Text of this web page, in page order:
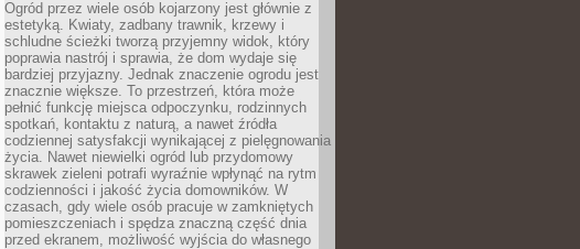
Ogród przez wiele osób kojarzony jest głównie z
estetyką. Kwiaty, zadbany trawnik, krzewy i
schludne ścieżki tworzą przyjemny widok, który
poprawia nastrój i sprawia, że dom wydaje się
bardziej przyjazny. Jednak znaczenie ogrodu jest
znacznie większe. To przestrzeń, która może
pełnić funkcję miejsca odpoczynku, rodzinnych
spotkań, kontaktu z naturą, a nawet źródła
codziennej satysfakcji wynikającej z pielęgnowania
życia. Nawet niewielki ogród lub przydomowy
skrawek zieleni potrafi wyraźnie wpłynąć na rytm
codzienności i jakość życia domowników. W
czasach, gdy wiele osób pracuje w zamkniętych
pomieszczeniach i spędza znaczną część dnia
przed ekranem, możliwość wyjścia do własnego